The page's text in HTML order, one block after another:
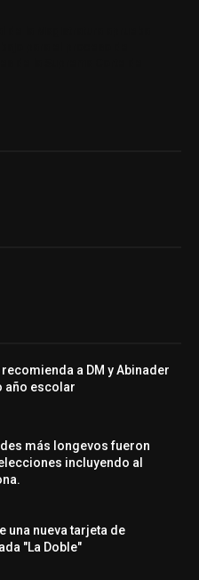
a DM y Abinader
año escolar
más longevos fueron
incluyendo al
una nueva tarjeta de
"La Doble"